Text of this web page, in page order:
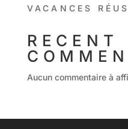
VACANCES
RECENT
Aucun commentaire à